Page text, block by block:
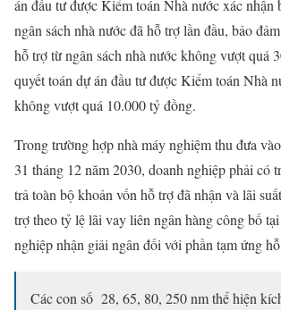
án đầu tư được Kiểm toán Nhà nước xác nhận
ngân sách nhà nước đã hỗ trợ lần đầu, bảo
hỗ trợ từ ngân sách nhà nước không vượt quá
quyết toán dự án đầu tư được Kiểm toán Nhà
không vượt quá 10.000 tỷ đồng.
Trong trường hợp nhà máy nghiệm thu đưa
31 tháng 12 năm 2030, doanh nghiệp phải có
trả toàn bộ khoản vốn hỗ trợ đã nhận và lãi
trợ theo tỷ lệ lãi vay liên ngân hàng công bố
nghiệp nhận giải ngân đối với phần tạm ứng
Các con số 28, 65, 80, 250 nm thể hiện